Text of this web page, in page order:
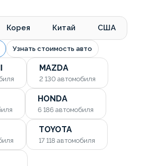
Корея Китай США
Узнать стоимость авто
MAZDA
2 130 автомобиля
HONDA
6 186 автомобиля
TOYOTA
17 118 автомобиля